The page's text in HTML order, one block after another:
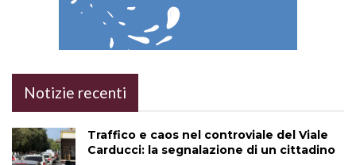
Notizie recenti
Traffico e caos nel controviale del Viale
Carducci: la segnalazione di un cittadino